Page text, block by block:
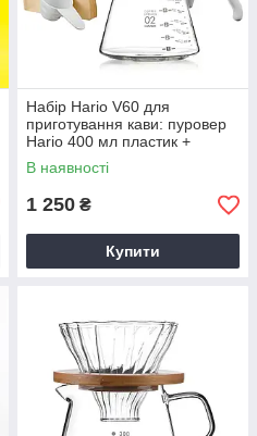
Набір Hario V60 для
приготування кави: пуровер
Hario 400 мл пластик +
Графин 600 мл, Мірна ложка,
Фільтри
В наявності
1 250 ₴
Купити